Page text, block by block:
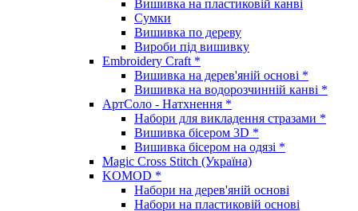
Вишивка на пластиковій канві
Сумки
Вишивка по дереву
Вироби під вишивку
Embroidery Craft *
Вишивка на дерев'яній основі *
Вишивка на водорозчинній канві *
АртСоло - Натхнення *
Набори для викладення стразами *
Вишивка бісером 3D *
Вишивка бісером на одязі *
Magic Cross Stitch (Україна)
KOMOD *
Набори на дерев'яній основі
Набори на пластиковій основі